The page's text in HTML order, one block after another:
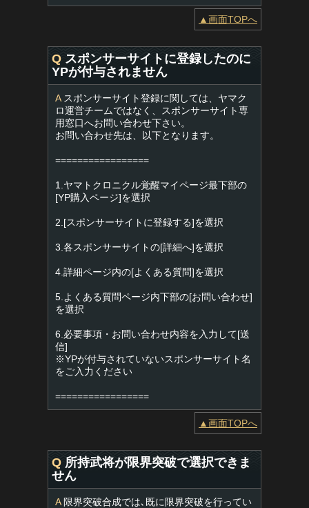
▲画面TOPへ
Q スポンサーサイトに登録したのに
YPが付与されません
Aスポンサーサイト登録に関しては、ヤマク
ロ運営チームではなく、スポンサーサイト専
用窓口へお問い合わせ下さい。
お問い合わせ先は、以下となります。
=================
1.ヤマトクロニクル覚醒マイページ最下部の
[YP購入ページ]を選択
2.[スポンサーサイトに登録する]を選択
3.各スポンサーサイトの[詳細へ]を選択
4.詳細ページ内の[よくある質問]を選択
5.よくある質問ページ内下部の[お問い合わせ]
を選択
6.必要事項・お問い合わせ内容を入力して[送
信]
※YPが付与されていないスポンサーサイト名
をご入力ください
=================
▲画面TOPへ
Q 所持武将が限界突破で選択できま
せん
A限界突破合成では､既に限界突破を行ってい